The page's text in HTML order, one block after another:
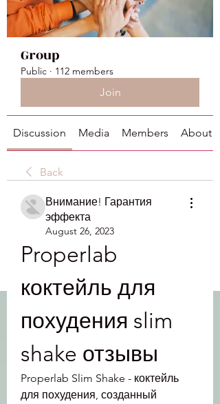
Group
Public · 112 members
Join
Discussion Media Members About
Back
Внимание! Гарантия
эффекта
August 26, 2023
Properlab
коктейль для
похудения slim
shake отзывы
Properlab Slim Shake - коктейль
для похудения, созданный